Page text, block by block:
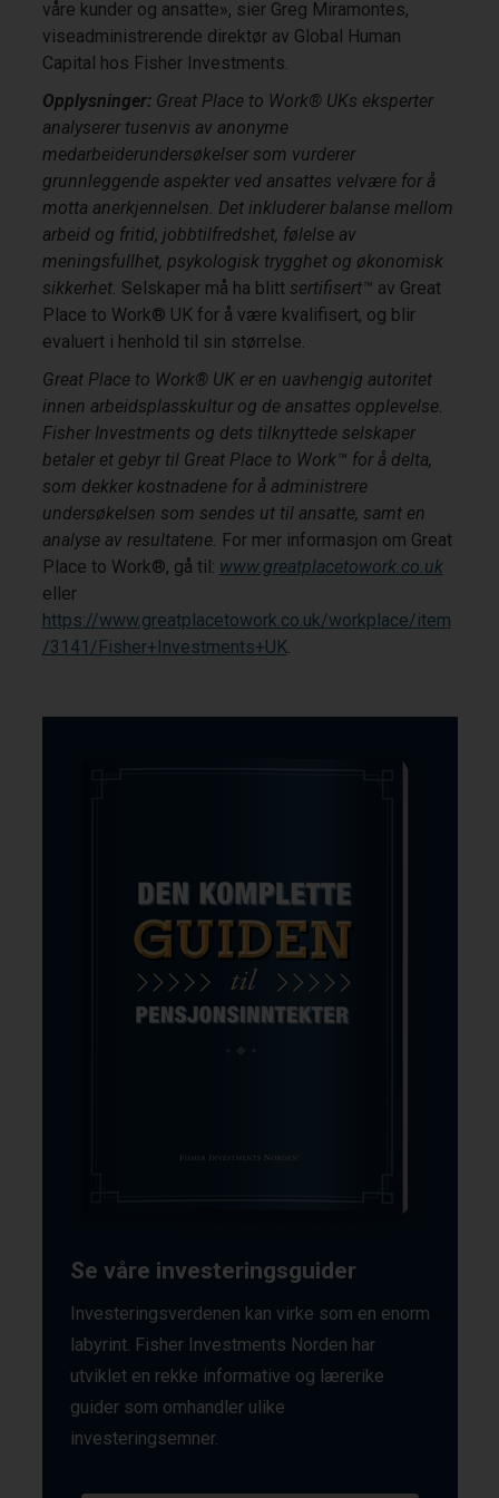
våre kunder og ansatte», sier Greg Miramontes,
viseadministrerende direktør av Global Human
Capital hos Fisher Investments.
Opplysninger: Great Place to Work® UKs eksperter
analyserer tusenvis av anonyme
medarbeiderundersøkelser som vurderer
grunnleggende aspekter ved ansattes velvære for å
motta anerkjennelsen. Det inkluderer balanse mellom
arbeid og fritid, jobbtilfredshet, følelse av
meningsfullhet, psykologisk trygghet og økonomisk
sikkerhet. Selskaper må ha blitt sertifisert™ av Great
Place to Work® UK for å være kvalifisert, og blir
evaluert i henhold til sin størrelse.
Great Place to Work® UK er en uavhengig autoritet
innen arbeidsplasskultur og de ansattes opplevelse.
Fisher Investments og dets tilknyttede selskaper
betaler et gebyr til Great Place to Work™ for å delta,
som dekker kostnadene for å administrere
undersøkelsen som sendes ut til ansatte, samt en
analyse av resultatene. For mer informasjon om Great
Place to Work®, gå til: www.greatplacetowork.co.uk
eller
https://www.greatplacetowork.co.uk/workplace/item
/3141/Fisher+Investments+UK.
Se våre investeringsguider
Investeringsverdenen kan virke som en enorm
labyrint. Fisher Investments Norden har
utviklet en rekke informative og lærerike
guider som omhandler ulike
investeringsemner.